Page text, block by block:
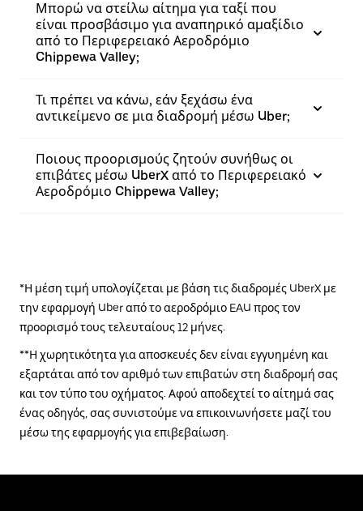
Μπορώ να στείλω αίτημα για ταξί που
είναι προσβάσιμο για αναπηρικό αμαξίδιο
από το Περιφερειακό Αεροδρόμιο
Chippewa Valley;
Τι πρέπει να κάνω, εάν ξεχάσω ένα
αντικείμενο σε μια διαδρομή μέσω Uber;
Ποιους προορισμούς ζητούν συνήθως οι
επιβάτες μέσω UberX από το Περιφερειακό
Αεροδρόμιο Chippewa Valley;
*Η μέση τιμή υπολογίζεται με βάση τις διαδρομές UberX με
την εφαρμογή Uber από το αεροδρόμιο EAU προς τον
προορισμό τους τελευταίους 12 μήνες.
**Η χωρητικότητα για αποσκευές δεν είναι εγγυημένη και
εξαρτάται από τον αριθμό των επιβατών στη διαδρομή σας
και τον τύπο του οχήματος. Αφού αποδεχτεί το αίτημά σας
ένας οδηγός, σας συνιστούμε να επικοινωνήσετε μαζί του
μέσω της εφαρμογής για επιβεβαίωση.